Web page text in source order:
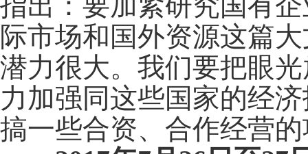
际市场和国外资源这篇
潜力很大。我们要把眼
力加强同这些国家的经
搞一些合资、合作经营